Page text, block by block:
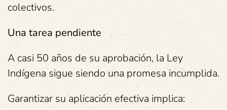
colectivos.
Una tarea pendiente
A casi 50 años de su aprobación, la Ley
Indígena sigue siendo una promesa incumplida.
Garantizar su aplicación efectiva implica: